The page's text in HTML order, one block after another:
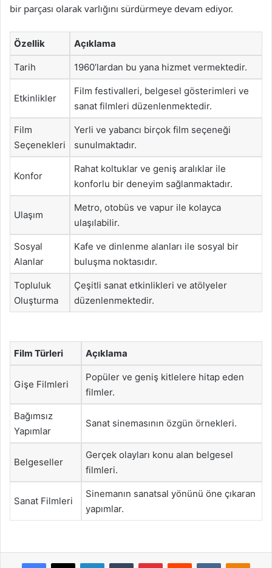
bir parçası olarak varlığını sürdürmeye devam ediyor.
Özellik Açıklama
Tarih 1960’lardan bu yana hizmet vermektedir.
Etkinlikler
Film festivalleri, belgesel gösterimleri ve
sanat filmleri düzenlenmektedir.
Film
Seçenekleri
Yerli ve yabancı birçok film seçeneği
sunulmaktadır.
Konfor
Rahat koltuklar ve geniş aralıklar ile
konforlu bir deneyim sağlanmaktadır.
Ulaşım
Metro, otobüs ve vapur ile kolayca
ulaşılabilir.
Sosyal
Alanlar
Kafe ve dinlenme alanları ile sosyal bir
buluşma noktasıdır.
Topluluk
Oluşturma
Çeşitli sanat etkinlikleri ve atölyeler
düzenlenmektedir.
Film Türleri Açıklama
Gişe Filmleri
Popüler ve geniş kitlelere hitap eden
filmler.
Bağımsız
Yapımlar
Sanat sinemasının özgün örnekleri.
Belgeseller
Gerçek olayları konu alan belgesel
filmleri.
Sanat Filmleri
Sinemanın sanatsal yönünü öne çıkaran
yapımlar.
Facebook
X LinkedInTumblr PinterestReddit VKontakte